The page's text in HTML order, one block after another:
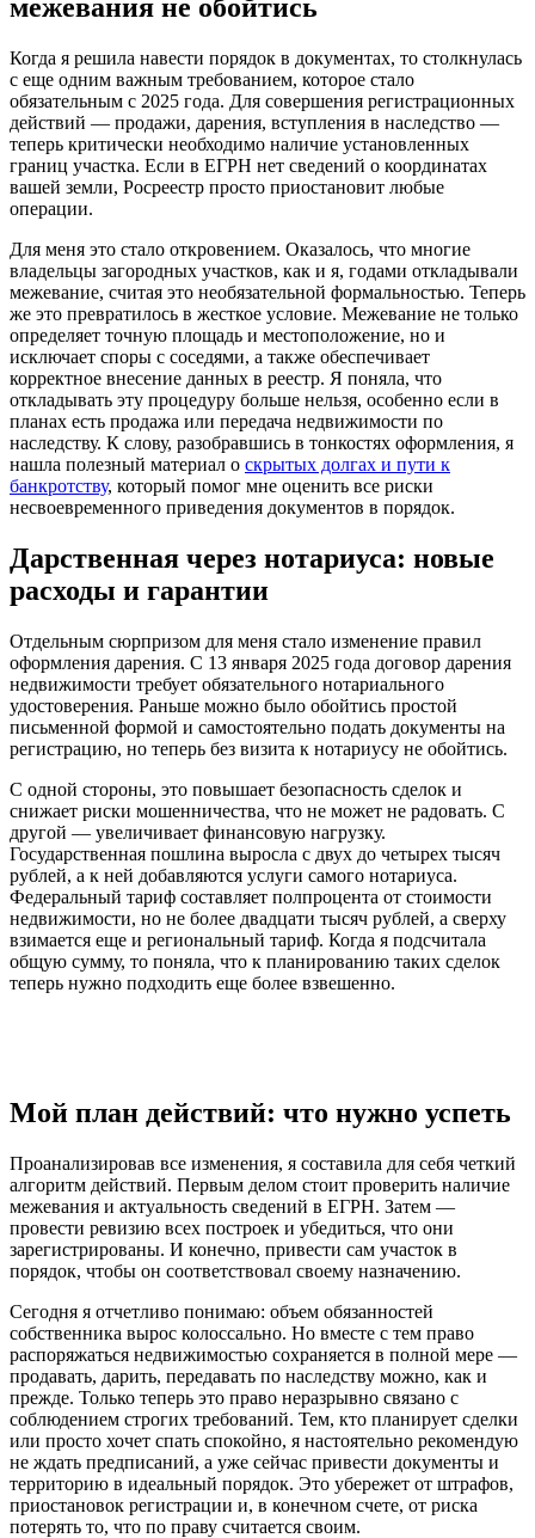
межевания не обойтись
Когда я решила навести порядок в документах, то столкнулась
с еще одним важным требованием, которое стало
обязательным с 2025 года. Для совершения регистрационных
действий — продажи, дарения, вступления в наследство —
теперь критически необходимо наличие установленных
границ участка. Если в ЕГРН нет сведений о координатах
вашей земли, Росреестр просто приостановит любые
операции.
Для меня это стало откровением. Оказалось, что многие
владельцы загородных участков, как и я, годами откладывали
межевание, считая это необязательной формальностью. Теперь
же это превратилось в жесткое условие. Межевание не только
определяет точную площадь и местоположение, но и
исключает споры с соседями, а также обеспечивает
корректное внесение данных в реестр. Я поняла, что
откладывать эту процедуру больше нельзя, особенно если в
планах есть продажа или передача недвижимости по
наследству. К слову, разобравшись в тонкостях оформления, я
нашла полезный материал о скрытых долгах и пути к
банкротству, который помог мне оценить все риски
несвоевременного приведения документов в порядок.
Дарственная через нотариуса: новые
расходы и гарантии
Отдельным сюрпризом для меня стало изменение правил
оформления дарения. С 13 января 2025 года договор дарения
недвижимости требует обязательного нотариального
удостоверения. Раньше можно было обойтись простой
письменной формой и самостоятельно подать документы на
регистрацию, но теперь без визита к нотариусу не обойтись.
С одной стороны, это повышает безопасность сделок и
снижает риски мошенничества, что не может не радовать. С
другой — увеличивает финансовую нагрузку.
Государственная пошлина выросла с двух до четырех тысяч
рублей, а к ней добавляются услуги самого нотариуса.
Федеральный тариф составляет полпроцента от стоимости
недвижимости, но не более двадцати тысяч рублей, а сверху
взимается еще и региональный тариф. Когда я подсчитала
общую сумму, то поняла, что к планированию таких сделок
теперь нужно подходить еще более взвешенно.
Мой план действий: что нужно успеть
Проанализировав все изменения, я составила для себя четкий
алгоритм действий. Первым делом стоит проверить наличие
межевания и актуальность сведений в ЕГРН. Затем —
провести ревизию всех построек и убедиться, что они
зарегистрированы. И конечно, привести сам участок в
порядок, чтобы он соответствовал своему назначению.
Сегодня я отчетливо понимаю: объем обязанностей
собственника вырос колоссально. Но вместе с тем право
распоряжаться недвижимостью сохраняется в полной мере —
продавать, дарить, передавать по наследству можно, как и
прежде. Только теперь это право неразрывно связано с
соблюдением строгих требований. Тем, кто планирует сделки
или просто хочет спать спокойно, я настоятельно рекомендую
не ждать предписаний, а уже сейчас привести документы и
территорию в идеальный порядок. Это убережет от штрафов,
приостановок регистрации и, в конечном счете, от риска
потерять то, что по праву считается своим.